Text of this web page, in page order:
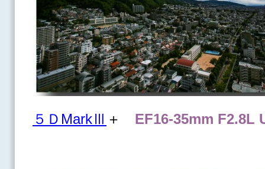
５ＤMarkⅢ ＋ EF16-35mm F2.8L